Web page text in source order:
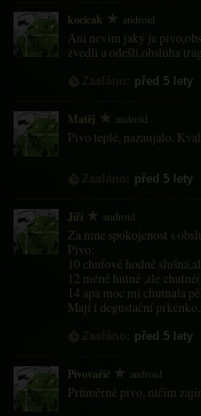
kocicak android
Ani nevím jaký je
zvedli a odešli,obsluha
před 5 lety
Matěj android
Pivo teplé, nazaujalo.
před 5 lety
Jiří android
Za mne spokojenost s
Pivo:
10 chuťově hodně
12 méně hutné ,ale
14 apa moc mi chutnala
Mají i degustační
před 5 lety
Pivovařič android
Průměrné pivo, ničím